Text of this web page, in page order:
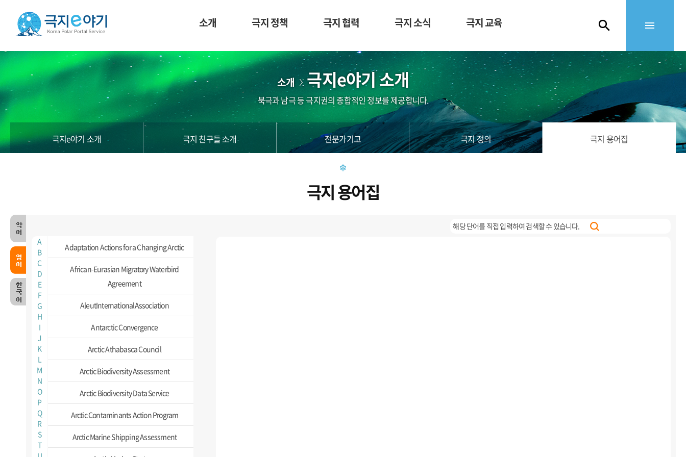
소개 극지 정책 극지 협력 극지 소식 극지 교육
소개 극지e야기 소개
북극과 남극 등 극지권의 종합적인 정보를 제공합니다.
극지e야기 소개 극지 친구들 소개 전문가기고 극지 정의 극지 용어집
극지 용어집
A
B
C
D
E
F
G
H
I
J
K
L
M
N
O
P
Q
R
S
T
해당 단어를 직접 입력하여 검색할 수 있습니다.
Adaptation Actions for a Changing Arctic
African-Eurasian Migratory Waterbird
Agreement
AleutInternationalAssociation
Antarctic Convergence
Arctic Athabasca Council
Arctic Biodiversity Assessment
Arctic Biodiversity Data Service
Arctic Contaminants Action Program
Arctic Marine Shipping Assessment